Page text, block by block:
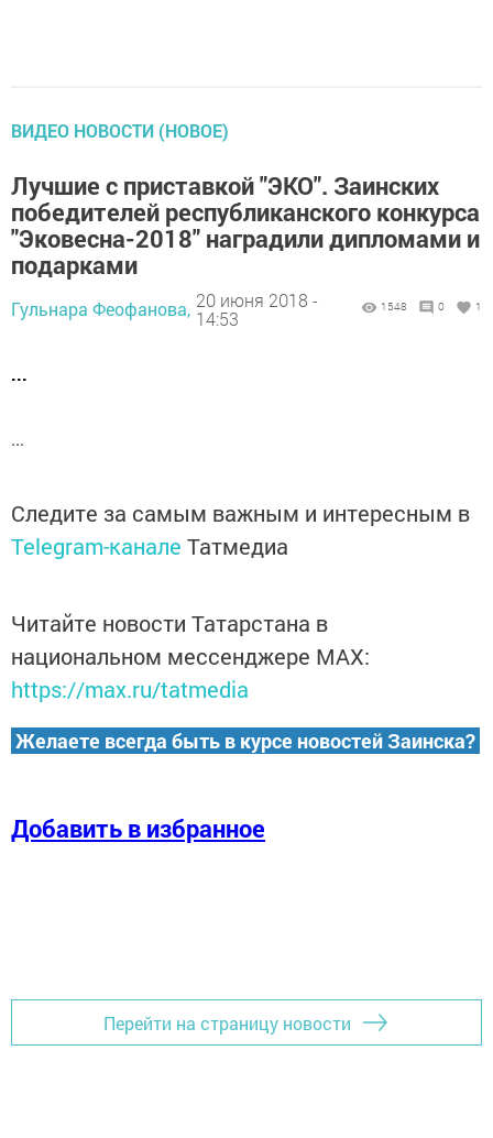
ВИДЕО НОВОСТИ (НОВОЕ)
Лучшие с приставкой "ЭКО". Заинских
победителей республиканского конкурса
"Эковесна-2018" наградили дипломами и
подарками
Гульнара Феофанова, 20 июня 2018 -
14:53
1548 0 1
...
...
Следите за самым важным и интересным в
Telegram-канале Татмедиа
Читайте новости Татарстана в
национальном мессенджере MАХ:
https://max.ru/tatmedia
Желаете всегда быть в курсе новостей Заинска?
Добавить в избранное
Перейти на страницу новости